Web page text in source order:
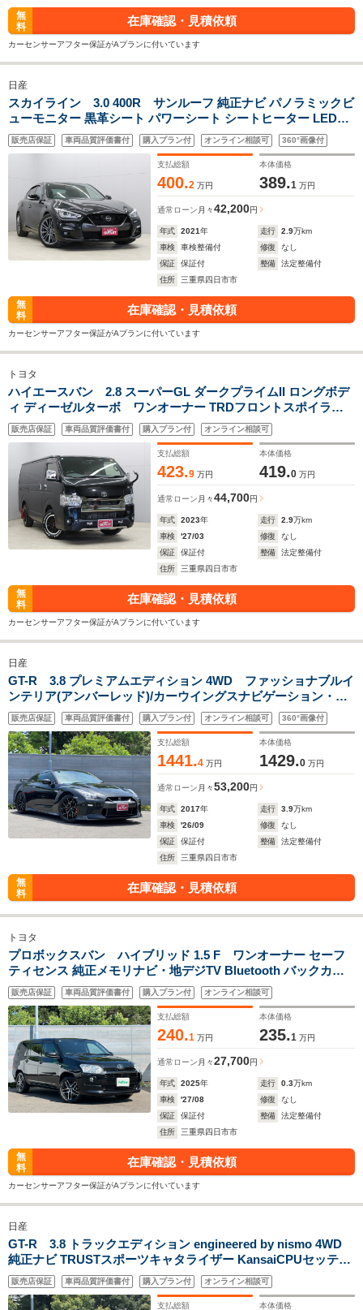
無
料
在庫確認・見積依頼
カーセンサーアフター保証がAプランに付いています
日産
スカイライン 3.0 400R サンルーフ 純正ナビ パノラミックビ
ューモニター 黒革シート パワーシート シートヒーター LEDヘ
ッドライト フォグランプ レーダークルーズコントロール BSM
クリアランスソナー 地デジTV Bluetooth ビルトインETC
販売店保証 車両品質評価書付 購入プラン付 オンライン相談可 360°画像付
支払総額
400.2 万円
本体価格
389.1 万円
通常ローン 月々42,200円
年式 2021年 走行 2.9万km
車検
車検整備付 修復
なし
保証
保証付 整備
法定整備付
住所
三重県四日市市
無
料
在庫確認・見積依頼
カーセンサーアフター保証がAプランに付いています
トヨタ
ハイエースバン 2.8 スーパーGL ダークプライムII ロングボデ
ィ ディーゼルターボ ワンオーナー TRDフロントスポイラー/
マッドガード 両側パワースライドドア 社外ナビ 全方位モニタ
ー デジタルインナーミラー ESSEX16インチAW フリップダウ
ンモニター ETC ドライブレコーダー前後
販売店保証 車両品質評価書付 購入プラン付 オンライン相談可
支払総額
423.9 万円
本体価格
419.0 万円
通常ローン 月々44,700円
年式 2023年 走行 2.9万km
車検
'27/03 修復
なし
保証
保証付 整備
法定整備付
住所
三重県四日市市
無
料
在庫確認・見積依頼
カーセンサーアフター保証がAプランに付いています
日産
GT-R 3.8 プレミアムエディション 4WD ファッショナブルイ
ンテリア(アンバーレッド)/カーウイングスナビゲーション・
HDDナビ・地デジTV・DVD/CD・Bluetooth/BOSEサウンドシ
ステム/ユピテルミラー型GPSレーダー探知機/クルーズコント
ロール/ビルトインETC
販売店保証 車両品質評価書付 購入プラン付 オンライン相談可 360°画像付
支払総額
1441.4 万円
本体価格
1429.0 万円
通常ローン 月々53,200円
年式 2017年 走行 3.9万km
車検
'26/09 修復
なし
保証
保証付 整備
法定整備付
住所
三重県四日市市
無
料
在庫確認・見積依頼
トヨタ
プロボックスバン ハイブリッド 1.5 F ワンオーナー セーフ
ティセンス 純正メモリナビ・地デジTV Bluetooth バックカメ
ラ clazzio革調シートカバー AC100V ETC 社外15インチAW
LEDヘッドランプ LEDフォグランプ オートライト オートマチ
ックハイビーム
販売店保証 車両品質評価書付 購入プラン付 オンライン相談可
支払総額
240.1 万円
本体価格
235.1 万円
通常ローン 月々27,700円
年式 2025年 走行 0.3万km
車検
'27/08 修復
なし
保証
保証付 整備
法定整備付
住所
三重県四日市市
無
料
在庫確認・見積依頼
カーセンサーアフター保証がAプランに付いています
日産
GT-R 3.8 トラックエディション engineered by nismo 4WD
純正ナビ TRUSTスポーツキャタライザー KansaiCPUセッティ
ング フライホイールハウジング交換済 バックビューモニター
RECARO製ブラック/レッドコンビ革シート シートヒーター パ
ドルシフト ステアリングリモコン
販売店保証 車両品質評価書付 購入プラン付 オンライン相談可
支払総額 本体価格